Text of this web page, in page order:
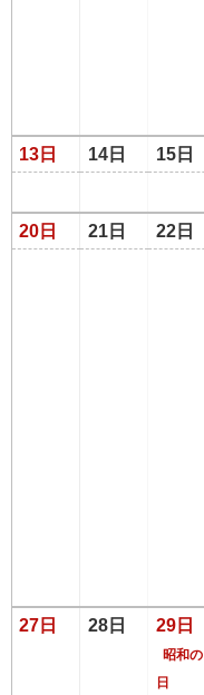
13日 14日 15日
20日 21日 22日
27日 28日 29日
昭和の
日